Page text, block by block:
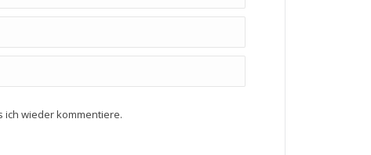
ich wieder kommentiere.